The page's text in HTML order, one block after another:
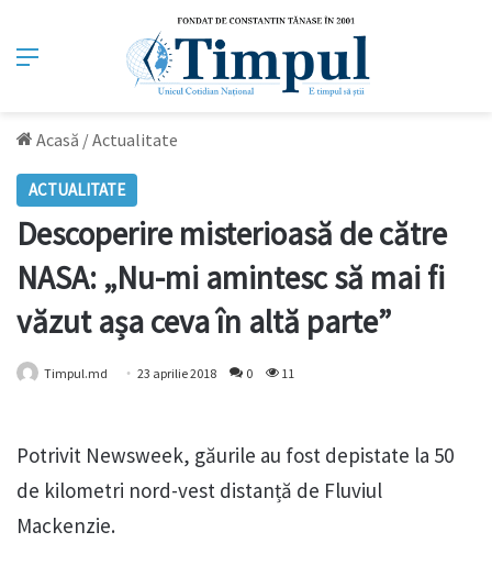
Meniu
Acasă /Actualitate
ACTUALITATE
Descoperire misterioasă de către
NASA: „Nu-mi amintesc să mai fi
văzut așa ceva în altă parte”
Timpul.md 23 aprilie 2018 0 11
Potrivit Newsweek, găurile au fost depistate la 50
de kilometri nord-vest distanță de Fluviul
Mackenzie.